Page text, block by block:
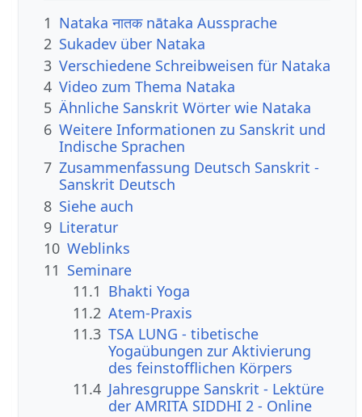
1 Nataka नातक nātaka Aussprache
2 Sukadev über Nataka
3 Verschiedene Schreibweisen für Nataka
4 Video zum Thema Nataka
5 Ähnliche Sanskrit Wörter wie Nataka
6 Weitere Informationen zu Sanskrit und
Indische Sprachen
7 Zusammenfassung Deutsch Sanskrit -
Sanskrit Deutsch
8 Siehe auch
9 Literatur
10 Weblinks
11 Seminare
11.1 Bhakti Yoga
11.2 Atem-Praxis
11.3 TSA LUNG - tibetische
Yogaübungen zur Aktivierung
des feinstofflichen Körpers
11.4 Jahresgruppe Sanskrit - Lektüre
der AMRITA SIDDHI 2 - Online